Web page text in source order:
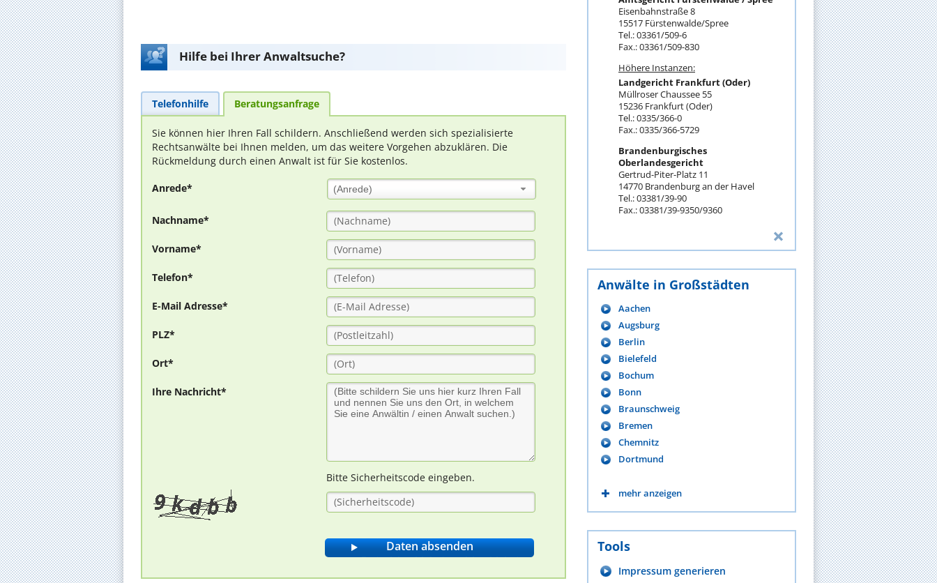
Hilfe bei Ihrer Anwaltsuche?
Telefonhilfe Beratungsanfrage
Sie können hier Ihren Fall schildern. Anschließend werden sich spezialisierte
Rechtsanwälte bei Ihnen melden, um das weitere Vorgehen abzuklären. Die
Rückmeldung durch einen Anwalt ist für Sie kostenlos.
Anrede* (Anrede)
Nachname*
Vorname*
Telefon*
E-Mail Adresse*
PLZ*
Ort*
Ihre Nachricht*
Bitte Sicherheitscode eingeben.
Eisenbahnstraße 8
15517 Fürstenwalde/Spree
Tel.: 03361/509-6
Fax.: 03361/509-830
Höhere Instanzen:
Landgericht Frankfurt (Oder)
Müllroser Chaussee 55
15236 Frankfurt (Oder)
Tel.: 0335/366-0
Fax.: 0335/366-5729
Brandenburgisches
Oberlandesgericht
Gertrud-Piter-Platz 11
14770 Brandenburg an der Havel
Tel.: 03381/39-90
Fax.: 03381/39-9350/9360
Anwälte in Großstädten
Aachen
Augsburg
Berlin
Bielefeld
Bochum
Bonn
Braunschweig
Bremen
Chemnitz
Dortmund
mehr anzeigen
Tools
Impressum generieren